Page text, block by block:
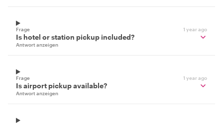
Frage 1 year ago
Is hotel or station pickup included?
Antwort anzeigen
Frage 1 year ago
Is airport pickup available?
Antwort anzeigen